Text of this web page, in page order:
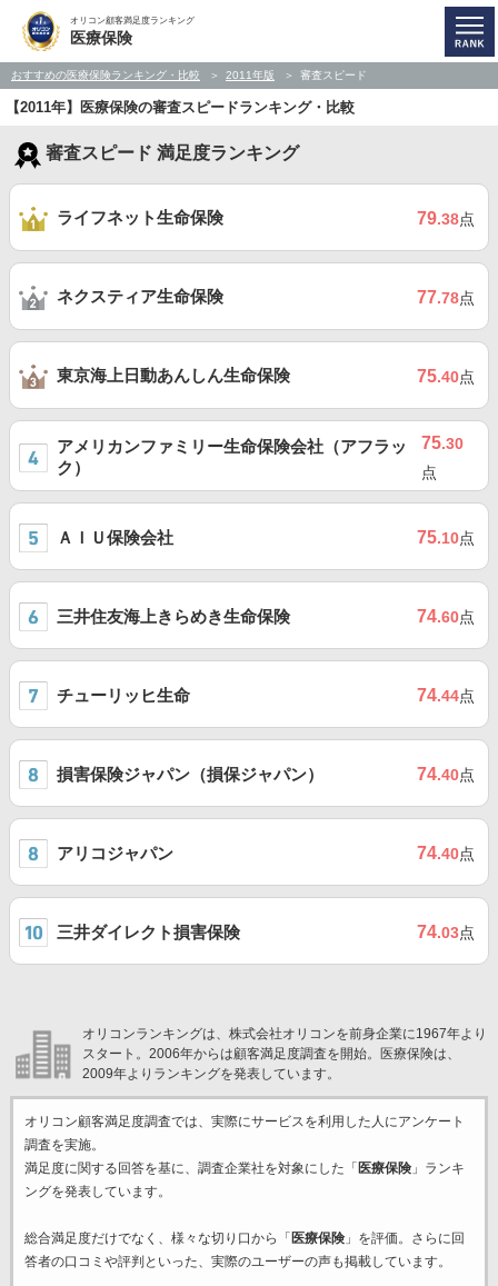
オリコン顧客満足度ランキング
医療保険
おすすめの医療保険ランキング・比較 2011年版 審査スピード
【2011年】医療保険の審査スピードランキング・比較
審査スピード 満足度ランキング
ライフネット生命保険 79.38点
ネクスティア生命保険 77.78点
東京海上日動あんしん生命保険 75.40点
アメリカンファミリー生命保険会社（アフラッ
ク）
75.30
点
ＡＩＵ保険会社 75.10点
三井住友海上きらめき生命保険 74.60点
チューリッヒ生命 74.44点
損害保険ジャパン（損保ジャパン） 74.40点
アリコジャパン 74.40点
三井ダイレクト損害保険 74.03点
オリコンランキングは、株式会社オリコンを前身企業に1967年より
スタート。2006年からは顧客満足度調査を開始。医療保険は、
2009年よりランキングを発表しています。
オリコン顧客満足度調査では、実際にサービスを利用した 人にアンケート
調査を実施。
満足度に関する回答を基に、調査企業社を対象にした「 医療保険」ランキ
ングを発表しています。
総合満足度だけでなく、様々な切り口から「 医療保険」を評価。さらに回
答者の口コミや評判といった、実際のユーザーの声も掲載しています。